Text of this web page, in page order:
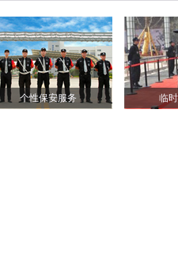
个性保安服务 临